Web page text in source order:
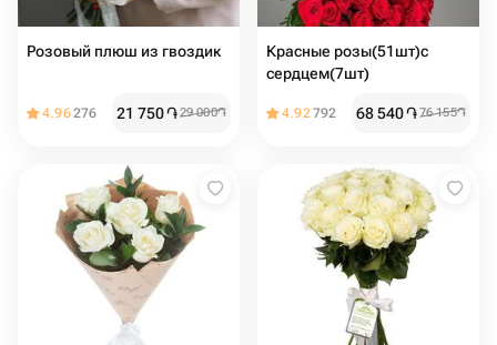
Розовый плюш из гвоздик
4.96276 21 750֏29 000֏
Красные розы(51шт)с
сердцем(7шт)
4.92792 68 540֏76 155֏